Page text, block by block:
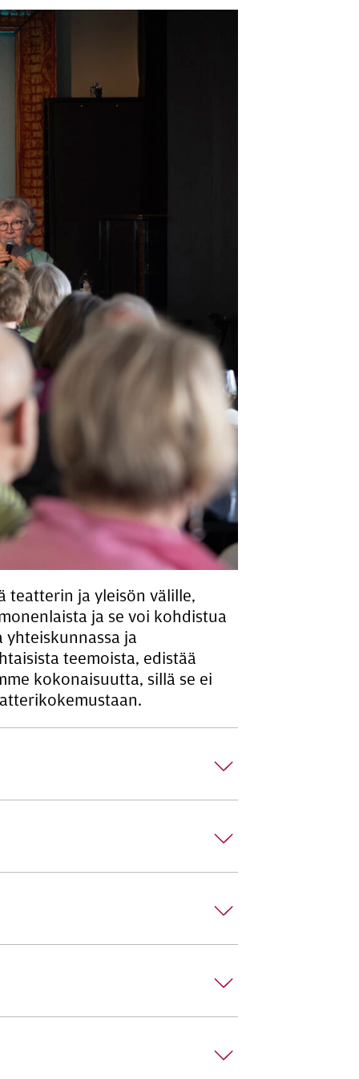
teatterin ja yleisön välille,
ja se voi kohdistua
ja
teemoista, edistää
kokonaisuutta, sillä se ei